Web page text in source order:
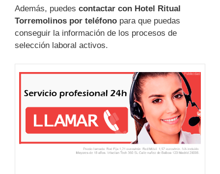
Además, puedes contactar con Hotel Ritual
Torremolinos por teléfono para que puedas
conseguir la información de los procesos de
selección laboral activos.